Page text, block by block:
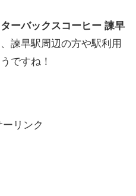
ターバックスコーヒー 諫早
諫早駅周辺の方や駅利用
ですね！
リンク